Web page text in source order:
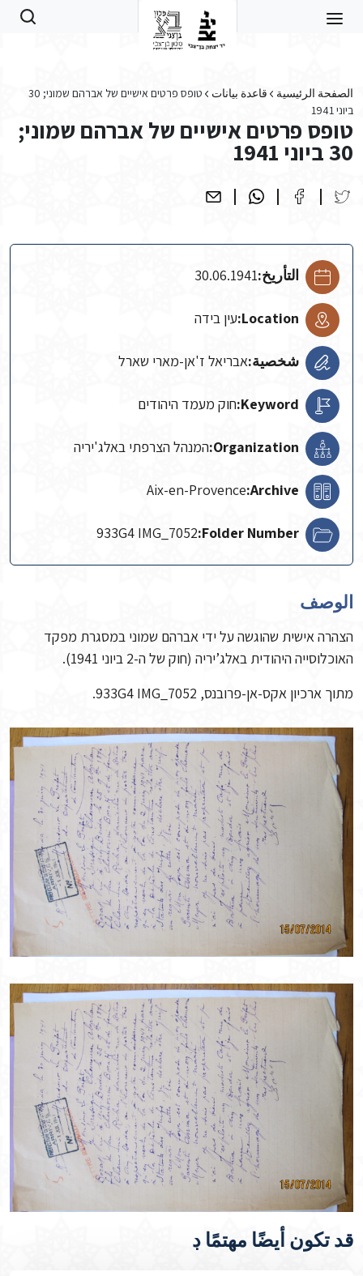
الصفحة الرئيسية قاعدة بيانات
טופס פרטים אישיים של אברהם שמוני; 30
ביוני 1941
טופס פרטים אישיים של אברהם שמוני;
30 ביוני 1941
التأريخ:30.06.1941
Location: עין בידה
شخصية:אבריאל ז'אן-מארי שארל
Keyword: חוק מעמד היהודים
Organization: המנהל הצרפתי באלג'יריה
Archive:
Aix-en-Provence
Folder Number:
933G4 IMG_7052
الوصف
הצהרה אישית שהוגשה על ידי אברהם שמוני במסגרת מפקד
האוכלוסייה היהודית באלג’יריה (חוק של ה-2 ביוני 1941).
מתוך ארכיון אקס-אן-פרובנס, 933G4 IMG_7052.
قد تكون أيضًا مهتمًا ڊ